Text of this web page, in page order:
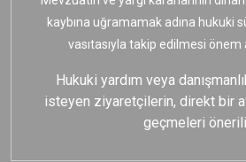
kaybına uğramamak adına hukuki
vasıtasıyla takip edilmesi
Hukuki yardım veya
isteyen ziyaretçilerin, direkt bir
geçmeleri